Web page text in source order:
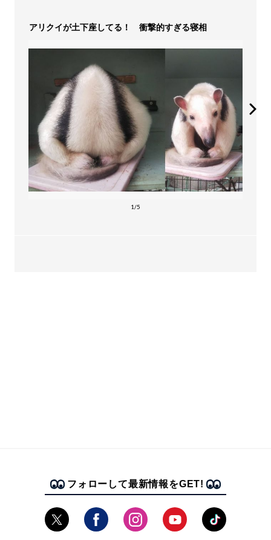
アリクイが土下座してる！ 衝撃的すぎる寝相
1/5
フォローして最新情報をGET!